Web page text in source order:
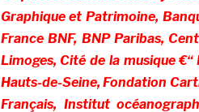
Graphique et Patrimoine,
France BNF, BNP Paribas,
Limoges, Cité de la musique
Hauts-de-Seine, Fondation
Français, Institut